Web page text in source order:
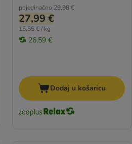
pojedinačno 29,98 €
27,99 €
15,55 € / kg
26,59 €
Dodaj u košaricu